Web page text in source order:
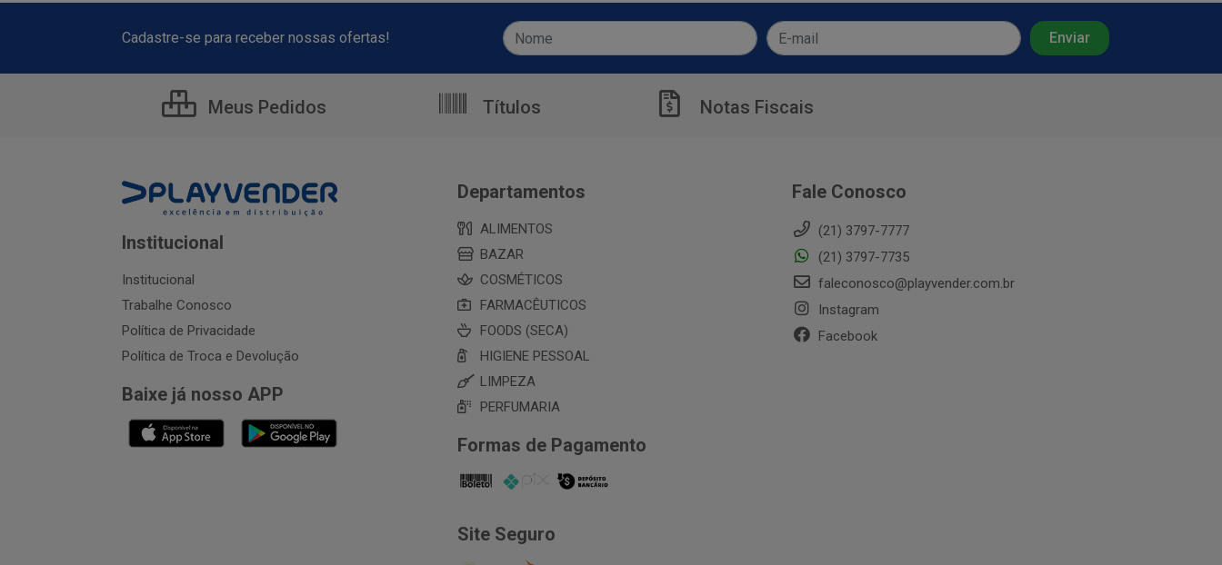
Cadastre-se para receber nossas ofertas!
Meus Pedidos Títulos Notas Fiscais
Institucional
Institucional
Trabalhe Conosco
Política de Privacidade
Política de Troca e Devolução
Baixe já nosso APP
Departamentos
ALIMENTOS
BAZAR
COSMÉTICOS
FARMACÊUTICOS
FOODS (SECA)
HIGIENE PESSOAL
LIMPEZA
PERFUMARIA
Formas de Pagamento
Site Seguro
Fale Conosco
(21) 3797-7777
(21) 3797-7735
faleconosco@playvender.com.br
Instagram
Facebook